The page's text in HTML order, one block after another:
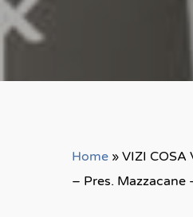
Home » VIZI COSA
– Pres.